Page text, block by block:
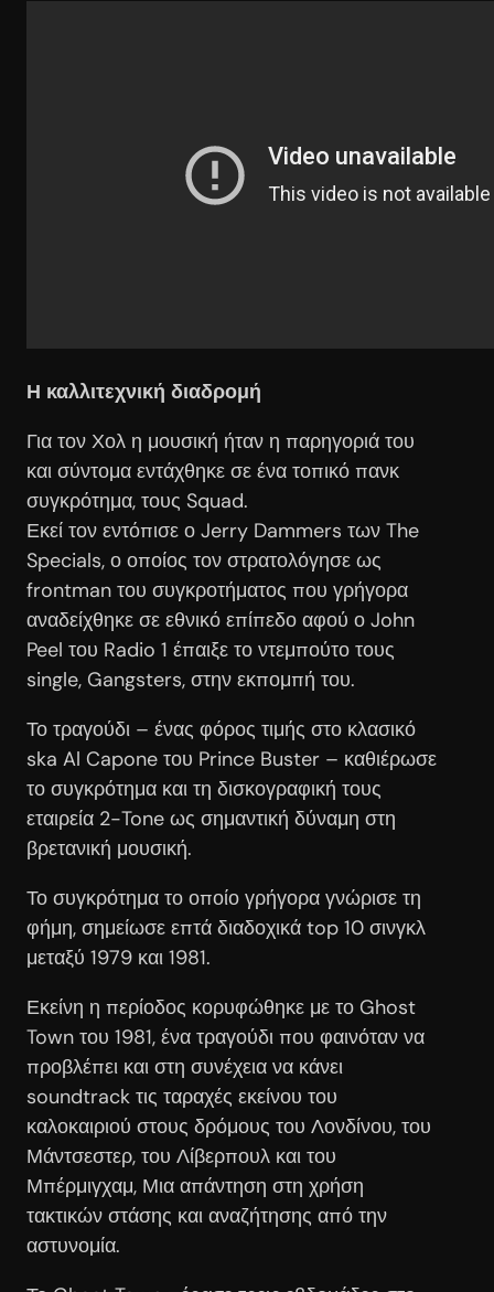
Η καλλιτεχνική διαδρομή
Για τον Χολ η μουσική ήταν η παρηγοριά του
και σύντομα εντάχθηκε σε ένα τοπικό πανκ
συγκρότημα, τους Squad.
Εκεί τον εντόπισε ο Jerry Dammers των The
Specials, ο οποίος τον στρατολόγησε ως
frontman του συγκροτήματος που γρήγορα
αναδείχθηκε σε εθνικό επίπεδο αφού ο John
Peel του Radio 1 έπαιξε το ντεμπούτο τους
single, Gangsters, στην εκπομπή του.
Το τραγούδι – ένας φόρος τιμής στο κλασικό
ska Al Capone του Prince Buster – καθιέρωσε
το συγκρότημα και τη δισκογραφική τους
εταιρεία 2-Tone ως σημαντική δύναμη στη
βρετανική μουσική.
Το συγκρότημα το οποίο γρήγορα γνώρισε τη
φήμη, σημείωσε επτά διαδοχικά top 10 σινγκλ
μεταξύ 1979 και 1981.
Εκείνη η περίοδος κορυφώθηκε με το Ghost
Town του 1981, ένα τραγούδι που φαινόταν να
προβλέπει και στη συνέχεια να κάνει
soundtrack τις ταραχές εκείνου του
καλοκαιριού στους δρόμους του Λονδίνου, του
Μάντσεστερ, του Λίβερπουλ και του
Μπέρμιγχαμ, Μια απάντηση στη χρήση
τακτικών στάσης και αναζήτησης από την
αστυνομία.